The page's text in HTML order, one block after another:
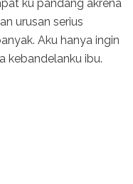
ku pandang akrena
urusan serius
Aku hanya ingin
kebandelanku ibu.